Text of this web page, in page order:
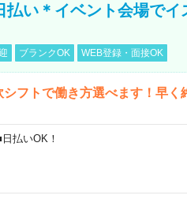
い＊イベント会場でイ
ブランクOK WEB登録・面接OK
フトで働き方選べます！早く
払いOK！